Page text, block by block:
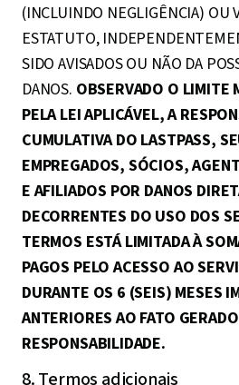
(INCLUINDO NEGLIGÊNCIA) OU
ESTATUTO,
SIDO AVISADOS OU NÃO DA
DANOS. OBSERVADO O LIMITE
PELA LEI APLICÁVEL, A
CUMULATIVA DO LASTPASS,
EMPREGADOS, SÓCIOS,
E AFILIADOS POR DANOS
DECORRENTES DO USO DOS
TERMOS ESTÁ LIMITADA À
PAGOS PELO ACESSO AO
DURANTE OS 6 (SEIS) MESES
ANTERIORES AO FATO
RESPONSABILIDADE.
8. Termos adicionais